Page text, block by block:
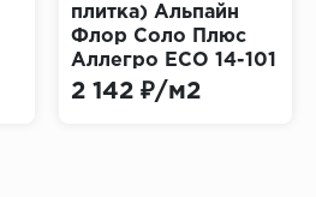
плитка) Альпайн
Флор Соло Плюс
Аллегро ЕСО 14-101
(Alpine Floor Solo
2 142 ₽/м2